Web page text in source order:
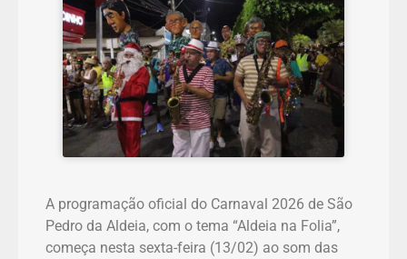
A programação oficial do Carnaval 2026 de São
Pedro da Aldeia, com o tema “Aldeia na Folia”,
começa nesta sexta-feira (13/02) ao som das